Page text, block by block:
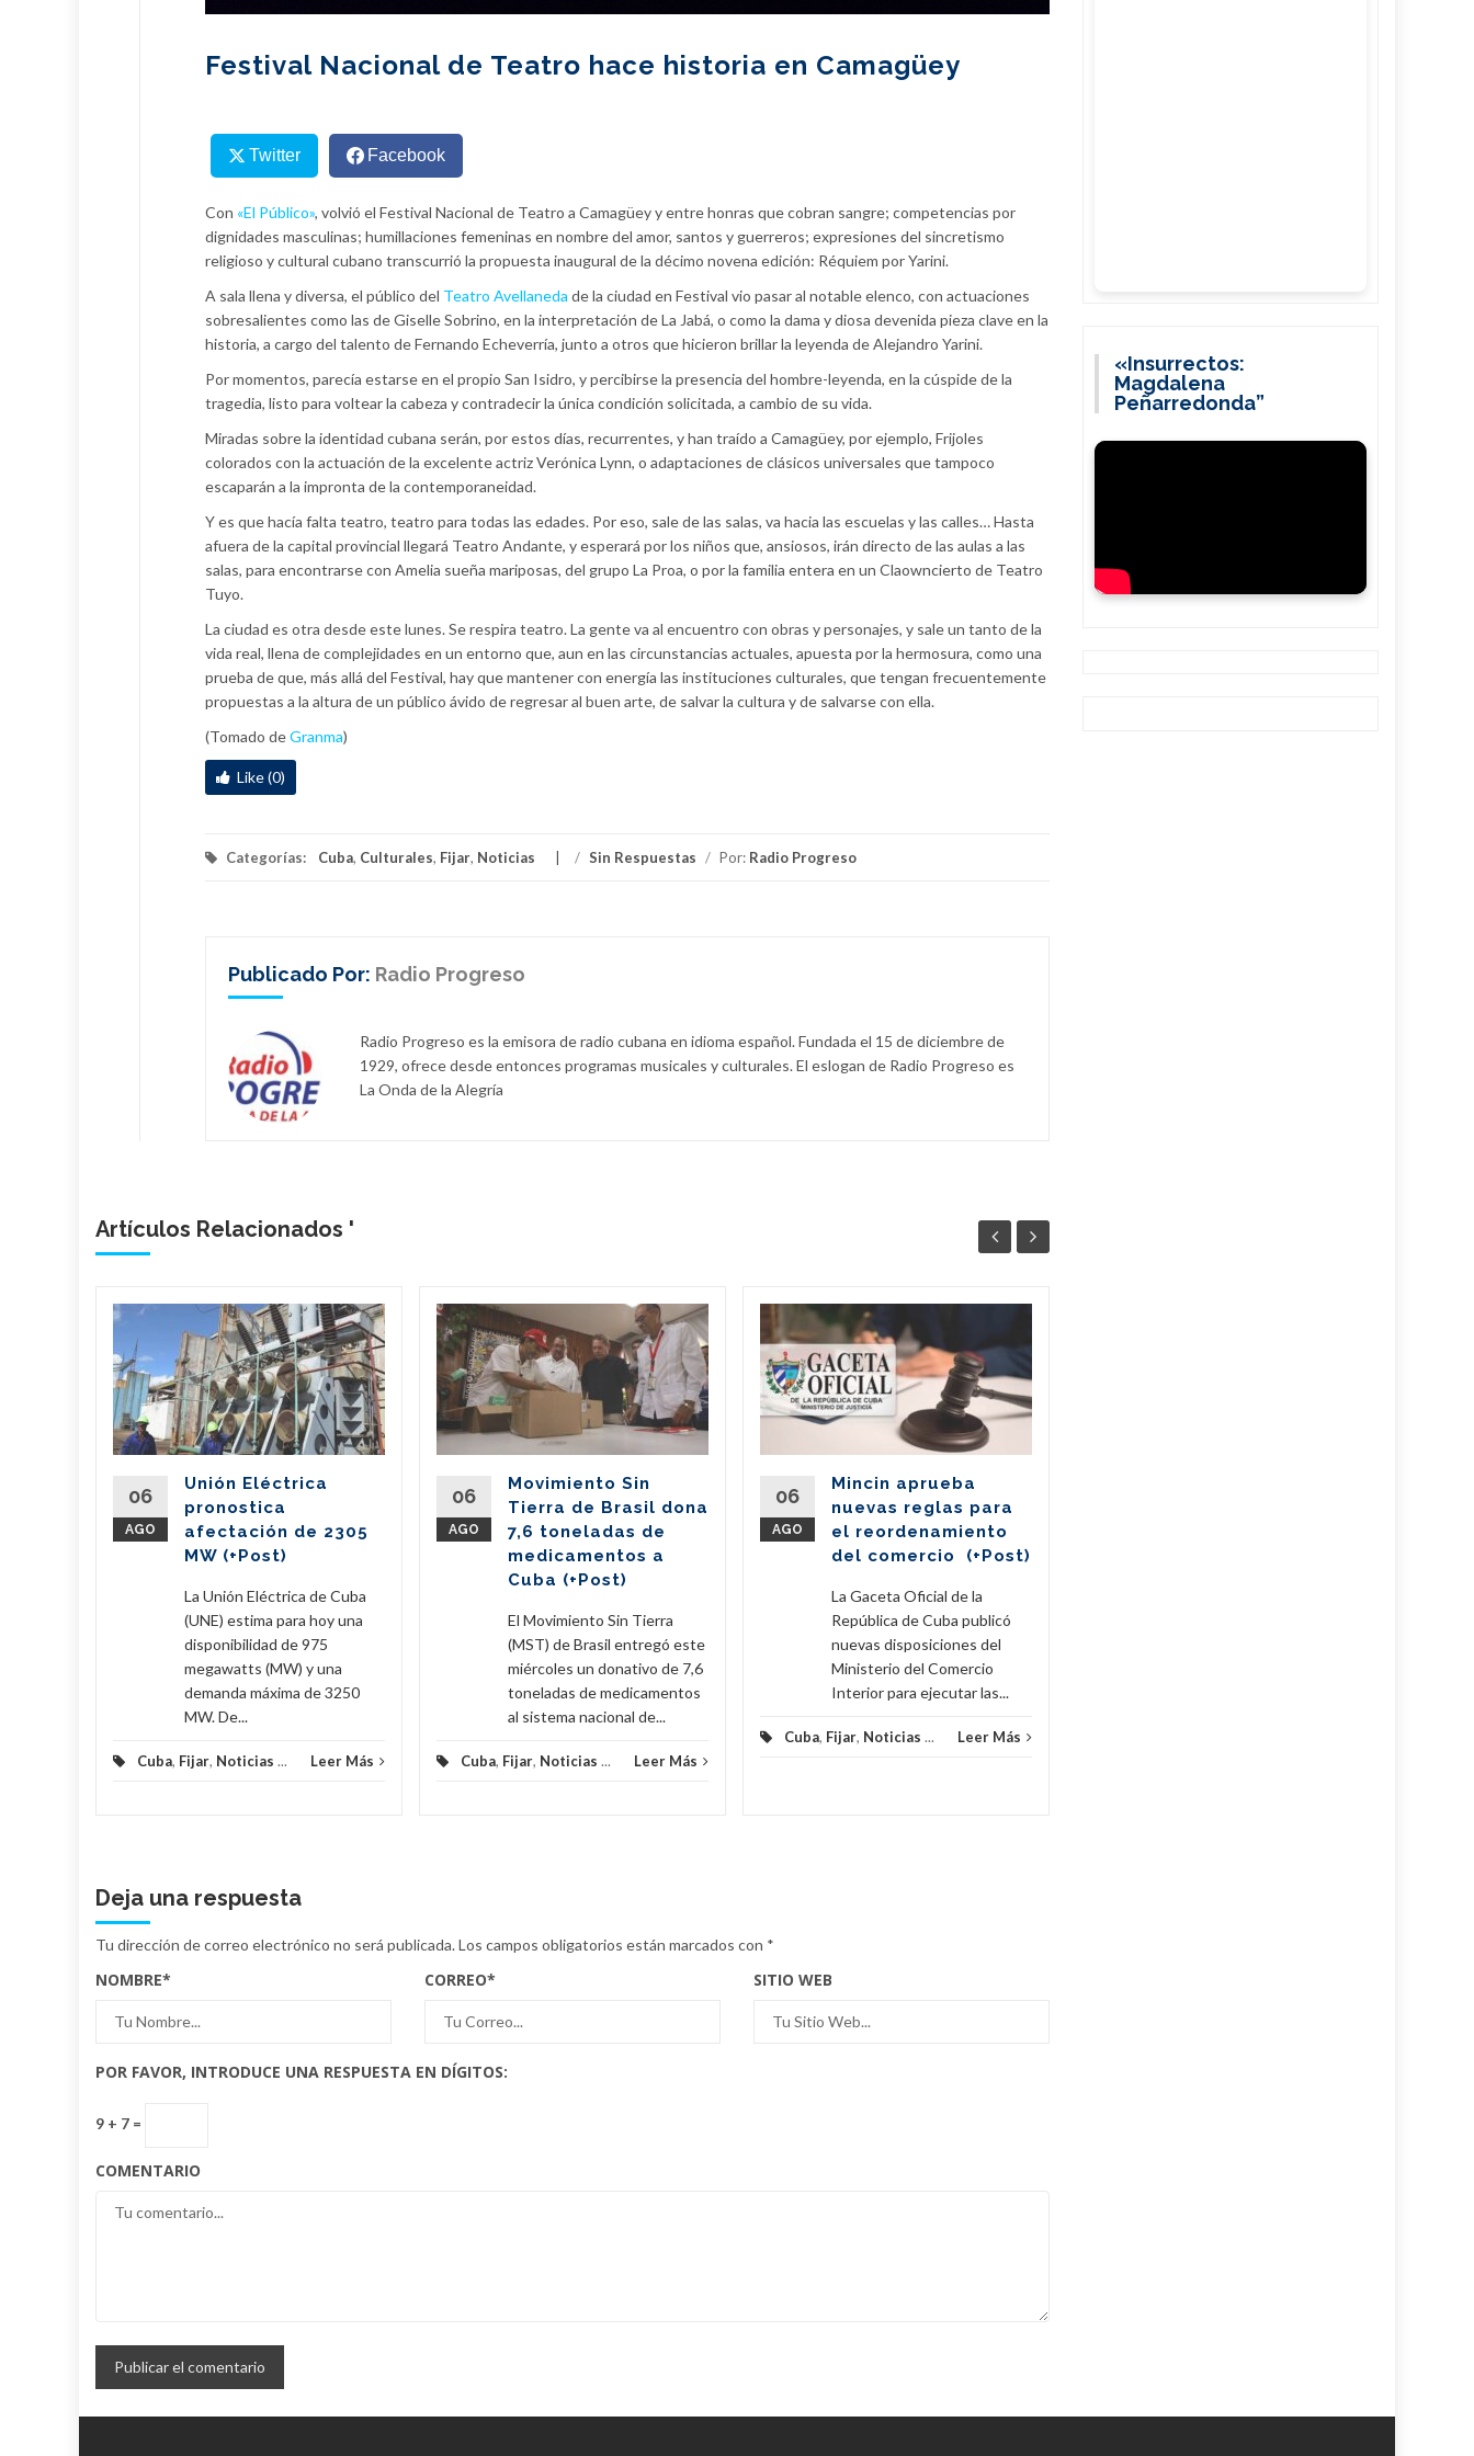
Festival Nacional de Teatro hace historia en Camagüey
Twitter Facebook
Con «El Público», volvió el Festival Nacional de Teatro a Camagüey y entre honras que cobran sangre; competencias por
dignidades masculinas; humillaciones femeninas en nombre del amor, santos y guerreros; expresiones del sincretismo
religioso y cultural cubano transcurrió la propuesta inaugural de la décimo novena edición: Réquiem por Yarini.
A sala llena y diversa, el público del Teatro Avellaneda de la ciudad en Festival vio pasar al notable elenco, con actuaciones
sobresalientes como las de Giselle Sobrino, en la interpretación de La Jabá, o como la dama y diosa devenida pieza clave en la
historia, a cargo del talento de Fernando Echeverría, junto a otros que hicieron brillar la leyenda de Alejandro Yarini.
Por momentos, parecía estarse en el propio San Isidro, y percibirse la presencia del hombre-leyenda, en la cúspide de la
tragedia, listo para voltear la cabeza y contradecir la única condición solicitada, a cambio de su vida.
Miradas sobre la identidad cubana serán, por estos días, recurrentes, y han traído a Camagüey, por ejemplo, Frijoles
colorados con la actuación de la excelente actriz Verónica Lynn, o adaptaciones de clásicos universales que tampoco
escaparán a la impronta de la contemporaneidad.
Y es que hacía falta teatro, teatro para todas las edades. Por eso, sale de las salas, va hacia las escuelas y las calles… Hasta
afuera de la capital provincial llegará Teatro Andante, y esperará por los niños que, ansiosos, irán directo de las aulas a las
salas, para encontrarse con Amelia sueña mariposas, del grupo La Proa, o por la familia entera en un Claowncierto de Teatro
Tuyo.
La ciudad es otra desde este lunes. Se respira teatro. La gente va al encuentro con obras y personajes, y sale un tanto de la
vida real, llena de complejidades en un entorno que, aun en las circunstancias actuales, apuesta por la hermosura, como una
prueba de que, más allá del Festival, hay que mantener con energía las instituciones culturales, que tengan frecuentemente
propuestas a la altura de un público ávido de regresar al buen arte, de salvar la cultura y de salvarse con ella.
(Tomado deGranma)
Like (0)
Categorías: Cuba, Culturales, Fijar, Noticias / Sin Respuestas / Por: Radio Progreso
Publicado Por: Radio Progreso
Radio Progreso es la emisora de radio cubana en idioma español. Fundada el 15 de diciembre de
1929, ofrece desde entonces programas musicales y culturales. El eslogan de Radio Progreso es
La Onda de la Alegría
Artículos Relacionados '
06
AGO
Unión Eléctrica
pronostica
afectación de 2305
MW (+Post)
La Unión Eléctrica de Cuba
(UNE) estima para hoy una
disponibilidad de 975
megawatts (MW) y una
demanda máxima de 3250
MW. De...
Cuba, Fijar, Noticias ... Leer Más
06
AGO
Movimiento Sin
Tierra de Brasil dona
7,6 toneladas de
medicamentos a
Cuba (+Post)
El Movimiento Sin Tierra
(MST) de Brasil entregó este
miércoles un donativo de 7,6
toneladas de medicamentos
al sistema nacional de...
Cuba, Fijar, Noticias ... Leer Más
06
AGO
Mincin aprueba
nuevas reglas para
el reordenamiento
del comercio (+Post)
La Gaceta Oficial de la
República de Cuba publicó
nuevas disposiciones del
Ministerio del Comercio
Interior para ejecutar las...
Cuba, Fijar, Noticias ... Leer Más
Deja una respuesta
Tu dirección de correo electrónico no será publicada.Los campos obligatorios están marcados con *
NOMBRE* CORREO* SITIO WEB
POR FAVOR, INTRODUCE UNA RESPUESTA EN DÍGITOS:
9 + 7 =
COMENTARIO
«Insurrectos:
Magdalena
Peñarredonda”